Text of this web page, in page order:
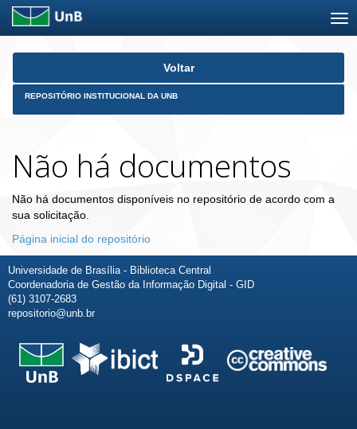
Skip
Voltar
REPOSITÓRIO INSTITUCIONAL DA UNB
Não há documentos
Não há documentos disponíveis no repositório de acordo com a
sua solicitação.
Página inicial do repositório
Universidade de Brasília - Biblioteca Central
Coordenadoria de Gestão da Informação Digital - GID
(61) 3107-2683
repositorio@unb.br